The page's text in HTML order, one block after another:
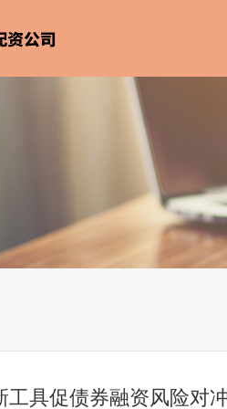
工具促债券融资风险对